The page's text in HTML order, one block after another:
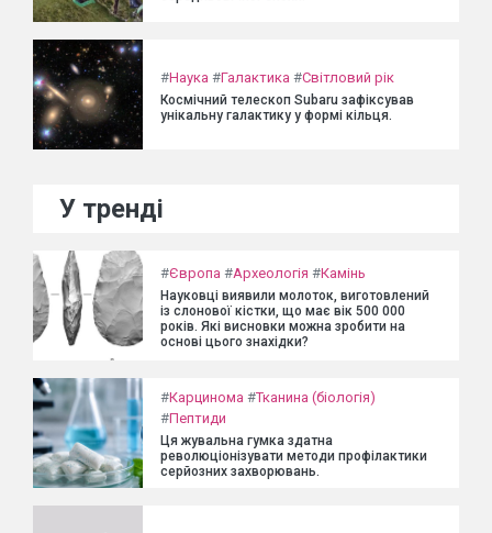
#Наука #Галактика #Світловий рік
Космічний телескоп Subaru зафіксував
унікальну галактику у формі кільця.
У тренді
#Європа #Археологія #Камінь
Науковці виявили молоток, виготовлений
із слонової кістки, що має вік 500 000
років. Які висновки можна зробити на
основі цього знахідки?
#Карцинома #Тканина (біологія)
#Пептиди
Ця жувальна гумка здатна
революціонізувати методи профілактики
серйозних захворювань.